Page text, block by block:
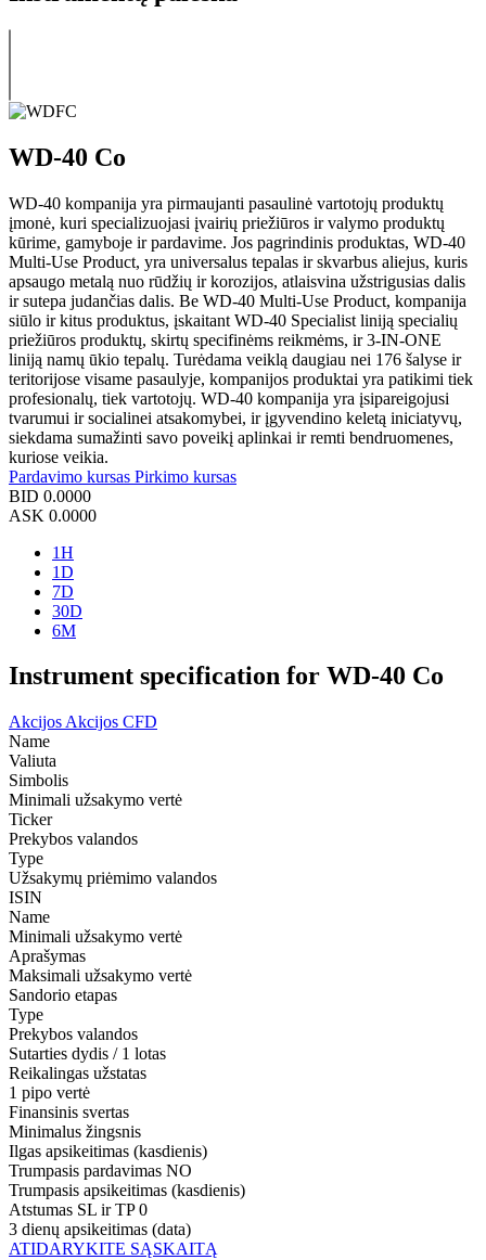
WD-40 Co
WD-40 kompanija yra pirmaujanti pasaulinė vartotojų produktų
įmonė, kuri specializuojasi įvairių priežiūros ir valymo produktų
kūrime, gamyboje ir pardavime. Jos pagrindinis produktas, WD-40
Multi-Use Product, yra universalus tepalas ir skvarbus aliejus, kuris
apsaugo metalą nuo rūdžių ir korozijos, atlaisvina užstrigusias dalis
ir sutepa judančias dalis. Be WD-40 Multi-Use Product, kompanija
siūlo ir kitus produktus, įskaitant WD-40 Specialist liniją specialių
priežiūros produktų, skirtų specifinėms reikmėms, ir 3-IN-ONE
liniją namų ūkio tepalų. Turėdama veiklą daugiau nei 176 šalyse ir
teritorijose visame pasaulyje, kompanijos produktai yra patikimi tiek
profesionalų, tiek vartotojų. WD-40 kompanija yra įsipareigojusi
tvarumui ir socialinei atsakomybei, ir įgyvendino keletą iniciatyvų,
siekdama sumažinti savo poveikį aplinkai ir remti bendruomenes,
kuriose veikia.
Pardavimo kursas Pirkimo kursas
BID 0.0000
ASK 0.0000
1H
1D
7D
30D
6M
Instrument specification for WD-40 Co
Akcijos Akcijos CFD
Name
Valiuta
Simbolis
Minimali užsakymo vertė
Ticker
Prekybos valandos
Type
Užsakymų priėmimo valandos
ISIN
Name
Minimali užsakymo vertė
Aprašymas
Maksimali užsakymo vertė
Sandorio etapas
Type
Prekybos valandos
Sutarties dydis / 1 lotas
Reikalingas užstatas
1 pipo vertė
Finansinis svertas
Minimalus žingsnis
Ilgas apsikeitimas (kasdienis)
Trumpasis pardavimas NO
Trumpasis apsikeitimas (kasdienis)
Atstumas SL ir TP 0
3 dienų apsikeitimas (data)
ATIDARYKITE SĄSKAITĄ